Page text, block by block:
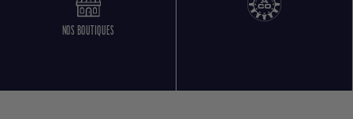
NOS BOUTIQUES